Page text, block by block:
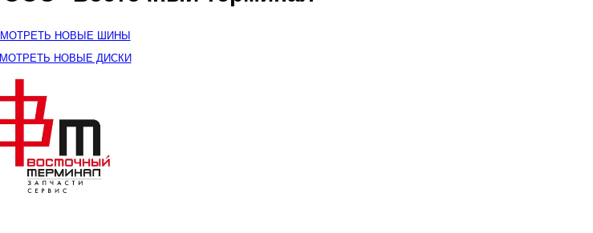
НОВЫЕ ШИНЫ
НОВЫЕ ДИСКИ